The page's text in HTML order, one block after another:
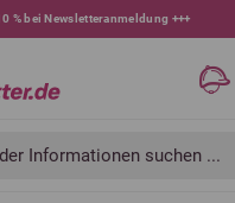
% bei Newsletteranmeldung +++
Informationen suchen ...